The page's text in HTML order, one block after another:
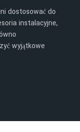
dostosować do
instalacyjne,
wyjątkowe